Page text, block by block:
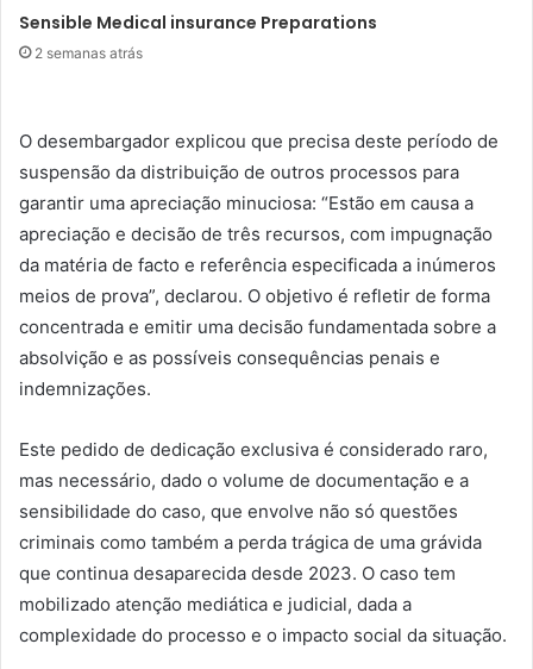
Sensible Medical insurance Preparations
2 semanas atrás
O desembargador explicou que precisa deste período de
suspensão da distribuição de outros processos para
garantir uma apreciação minuciosa: “Estão em causa a
apreciação e decisão de três recursos, com impugnação
da matéria de facto e referência especificada a inúmeros
meios de prova”, declarou. O objetivo é refletir de forma
concentrada e emitir uma decisão fundamentada sobre a
absolvição e as possíveis consequências penais e
indemnizações.
Este pedido de dedicação exclusiva é considerado raro,
mas necessário, dado o volume de documentação e a
sensibilidade do caso, que envolve não só questões
criminais como também a perda trágica de uma grávida
que continua desaparecida desde 2023. O caso tem
mobilizado atenção mediática e judicial, dada a
complexidade do processo e o impacto social da situação.